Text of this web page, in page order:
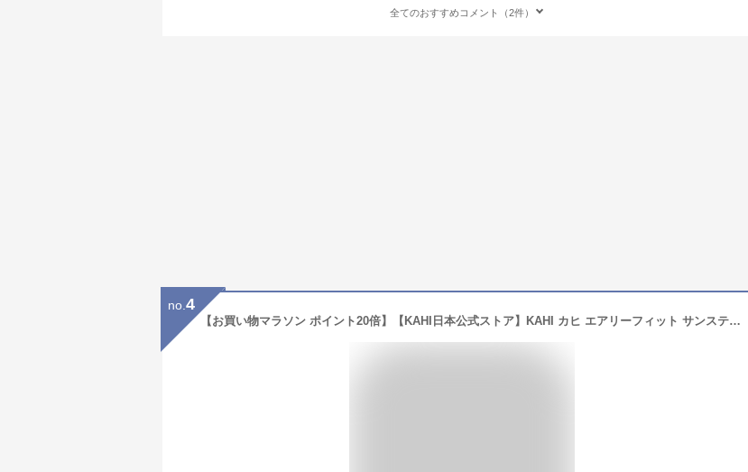
全てのおすすめコメント（2件）
no. 4
【お買い物マラソン ポイント20倍】【KAHI日本公式ストア】KAHI カヒ エアリーフィット サンスティック 14g 日焼け止め スティック 韓国コスメ 顔 敏感肌 市販 SPF50+ PA++++ ウォータープルーフ ギフト 顔 下地 隠し 改善 韓国 紫外線